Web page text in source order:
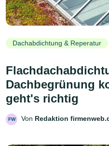
Dachabdichtung & Reperatur
Dachbegrünung
geht's richtig
FW Von Redaktion